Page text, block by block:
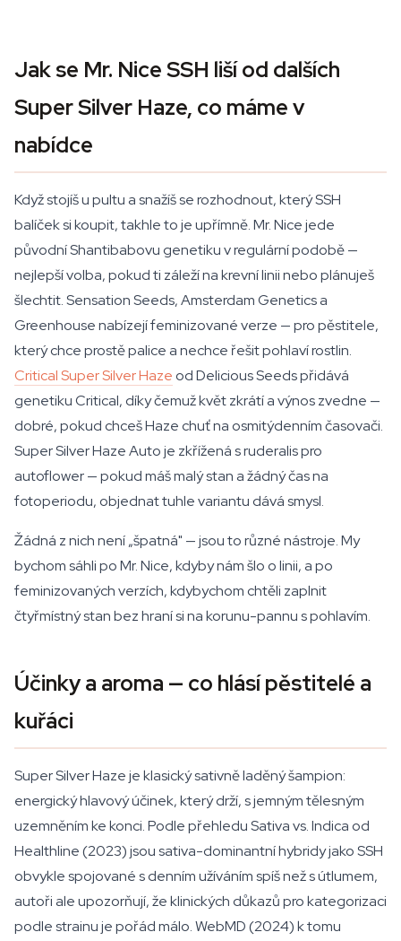
Jak se Mr. Nice SSH liší od dalších
Super Silver Haze, co máme v
nabídce
Když stojíš u pultu a snažíš se rozhodnout, který SSH
balíček si koupit, takhle to je upřímně. Mr. Nice jede
původní Shantibabovu genetiku v regulární podobě —
nejlepší volba, pokud ti záleží na krevní linii nebo plánuješ
šlechtit. Sensation Seeds, Amsterdam Genetics a
Greenhouse nabízejí feminizované verze — pro pěstitele,
který chce prostě palice a nechce řešit pohlaví rostlin.
Critical Super Silver Haze od Delicious Seeds přidává
genetiku Critical, díky čemuž květ zkrátí a výnos zvedne —
dobré, pokud chceš Haze chuť na osmitýdenním časovači.
Super Silver Haze Auto je zkřížená s ruderalis pro
autoflower — pokud máš malý stan a žádný čas na
fotoperiodu, objednat tuhle variantu dává smysl.
Žádná z nich není „špatná" — jsou to různé nástroje. My
bychom sáhli po Mr. Nice, kdyby nám šlo o linii, a po
feminizovaných verzích, kdybychom chtěli zaplnit
čtyřmístný stan bez hraní si na korunu-pannu s pohlavím.
Účinky a aroma — co hlásí pěstitelé a
kuřáci
Super Silver Haze je klasický sativně laděný šampion:
energický hlavový účinek, který drží, s jemným tělesným
uzemněním ke konci. Podle přehledu Sativa vs. Indica od
Healthline (2023) jsou sativa-dominantní hybridy jako SSH
obvykle spojované s denním užíváním spíš než s útlumem,
autoři ale upozorňují, že klinických důkazů pro kategorizaci
podle strainu je pořád málo. WebMD (2024) k tomu